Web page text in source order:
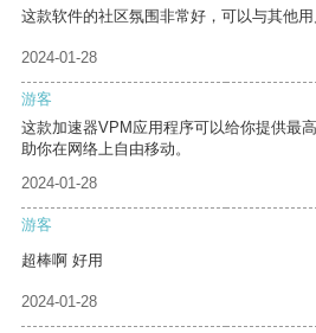
这款软件的社区氛围非常好，可以与其他用
2024-01-28
游客
这款加速器VPM应用程序可以给你提供最
助你在网络上自由移动。
2024-01-28
游客
超棒啊 好用
2024-01-28